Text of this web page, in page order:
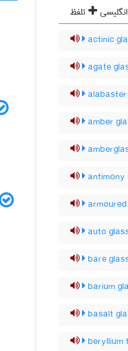
انگلیسی
تلفظ
actinic
agate
amber
antimony
auto
bare
barium
basalt
beryllium